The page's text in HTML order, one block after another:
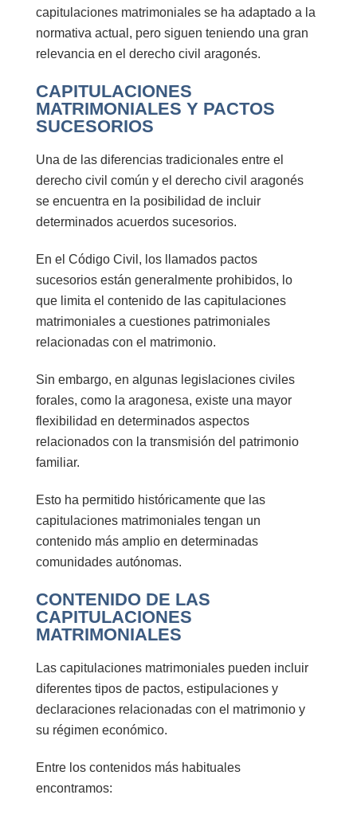
capitulaciones matrimoniales se ha adaptado a la
normativa actual, pero siguen teniendo una gran
relevancia en el derecho civil aragonés.
CAPITULACIONES
MATRIMONIALES Y PACTOS
SUCESORIOS
Una de las diferencias tradicionales entre el
derecho civil común y el derecho civil aragonés
se encuentra en la posibilidad de incluir
determinados acuerdos sucesorios.
En el Código Civil , los llamados pactos
sucesoriosestán generalmente prohibidos, lo
que limita el contenido de las capitulaciones
matrimoniales a cuestiones patrimoniales
relacionadas con el matrimonio.
Sin embargo, en algunas legislaciones civiles
forales, como la aragonesa, existe una mayor
flexibilidad en determinados aspectos
relacionados con la transmisión del patrimonio
familiar.
Esto ha permitido históricamente que las
capitulaciones matrimoniales tengan un
contenido más amplio en determinadas
comunidades autónomas.
CONTENIDO DE LAS
CAPITULACIONES
MATRIMONIALES
Las capitulaciones matrimoniales pueden incluir
diferentes tipos de pactos, estipulaciones y
declaraciones relacionadas con el matrimonio y
su régimen económico.
Entre los contenidos más habituales
encontramos: